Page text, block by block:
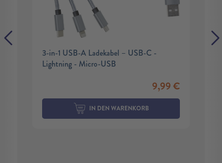
3-in-1 USB-A Ladekabel – USB-C -
Lightning - Micro-USB
9,99€
IN DEN WARENKORB